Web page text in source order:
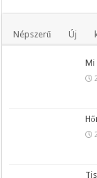
Népszerű Új
Mi